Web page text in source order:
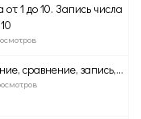
1 до 10. Запись числа
10
сравнение, запись,...